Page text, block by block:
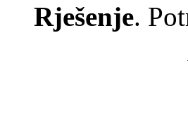
Rješenje.